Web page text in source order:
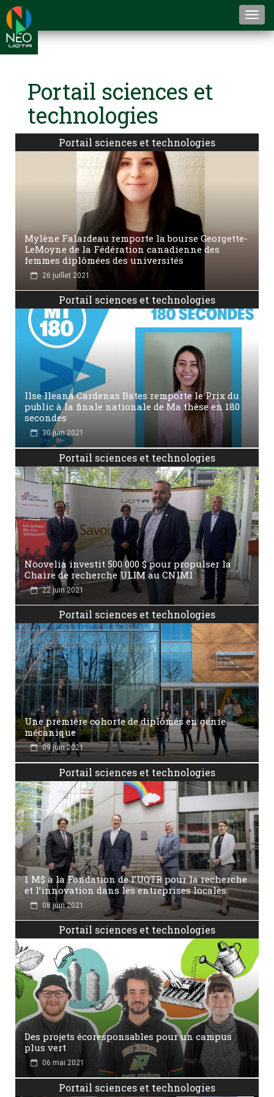
Portail sciences et
technologies
Portail sciences et technologies
Mylène Falardeau remporte la bourse Georgette-
LeMoyne de la Fédération canadienne des
femmes diplômées des universités
26 juillet 2021
Portail sciences et technologies
Ilse Ileana Cardenas Bates remporte le Prix du
public à la finale nationale de Ma thèse en 180
secondes
30 juin 2021
Portail sciences et technologies
Noovelia investit 500 000 $ pour propulser la
Chaire de recherche ULIM au CNIMI
22 juin 2021
Portail sciences et technologies
Une première cohorte de diplômés en génie
mécanique
09 juin 2021
Portail sciences et technologies
1 M$ à la Fondation de l’UQTR pour la recherche
et l’innovation dans les entreprises locales
08 juin 2021
Portail sciences et technologies
Des projets écoresponsables pour un campus
plus vert
06 mai 2021
Portail sciences et technologies